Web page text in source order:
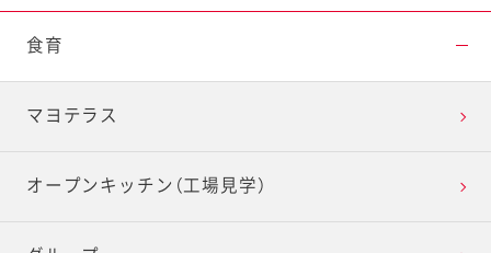
食育
マヨテラス
オープンキッチン（工場見学）